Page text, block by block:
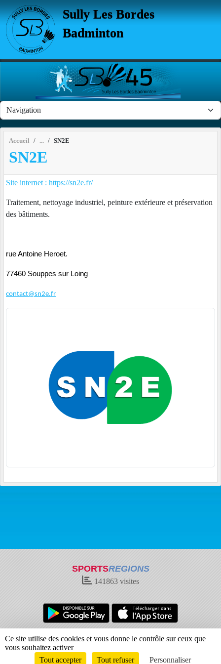
Sully Les Bordes
Badminton
Accueil SN2E
SN2E
Site internet : https://sn2e.fr/
Traitement, nettoyage industriel, peinture extérieure et préservation
des bâtiments.
rue Antoine Heroet.
77460 Souppes sur Loing
contact@sn2e.fr
SPORTSREGIONS
141863 visites
Charte cookies
Gestion des cookies
Informations légales
Envie de participer ?
Connexion
Panneau de gestion des cookies
Ce site utilise des cookies et vous donne le contrôle sur ceux que
vous souhaitez activer
Tout accepter
Tout refuser Personnaliser